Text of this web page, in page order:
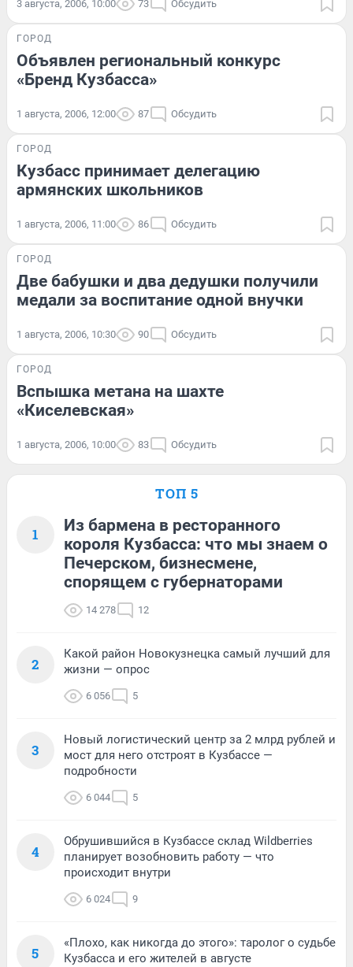
3 августа, 2006, 10:00 73 Обсудить
ГОРОД
Объявлен региональный конкурс
«Бренд Кузбасса»
1 августа, 2006, 12:00 87 Обсудить
ГОРОД
Кузбасс принимает делегацию
армянских школьников
1 августа, 2006, 11:00 86 Обсудить
ГОРОД
Две бабушки и два дедушки получили
медали за воспитание одной внучки
1 августа, 2006, 10:30 90 Обсудить
ГОРОД
Вспышка метана на шахте
«Киселевская»
1 августа, 2006, 10:00 83 Обсудить
ТОП 5
1
Из бармена в ресторанного
короля Кузбасса: что мы знаем о
Печерском, бизнесмене,
спорящем с губернаторами
14 278 12
2
Какой район Новокузнецка самый лучший для
жизни — опрос
6 056 5
3
Новый логистический центр за 2 млрд рублей и
мост для него отстроят в Кузбассе —
подробности
6 044 5
4
Обрушившийся в Кузбассе склад Wildberries
планирует возобновить работу — что
происходит внутри
6 024 9
5
«Плохо, как никогда до этого»: таролог о судьбе
Кузбасса и его жителей в августе